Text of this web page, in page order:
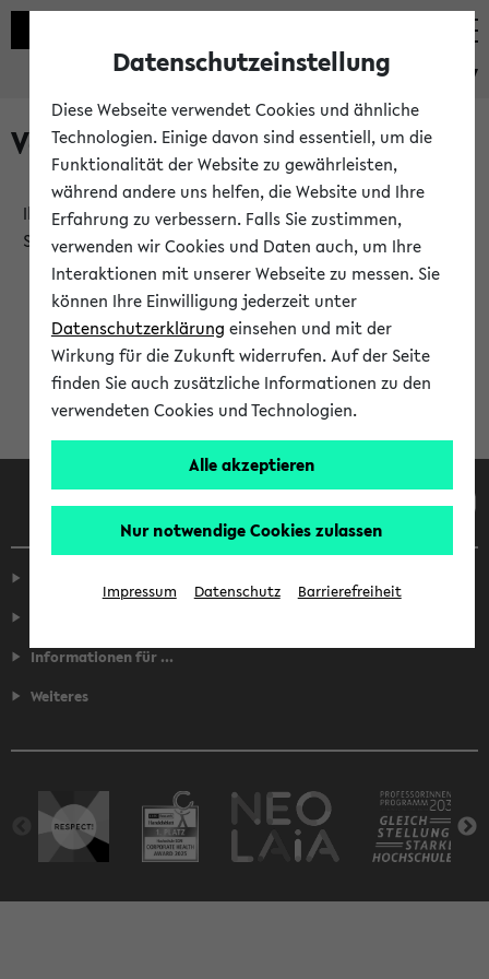
eKVV
Verlauf
Ihr Verlauf ist leer. Er wird sich im Verlauf Ihrer eKVV
Sitzung füllen.
Informationen für ...
Weiteres
Datenschutzeinstellung
Diese Webseite verwendet Cookies und ähnliche
Technologien. Einige davon sind essentiell, um die
Funktionalität der Website zu gewährleisten,
während andere uns helfen, die Website und Ihre
Erfahrung zu verbessern. Falls Sie zustimmen,
verwenden wir Cookies und Daten auch, um Ihre
Interaktionen mit unserer Webseite zu messen. Sie
können Ihre Einwilligung jederzeit unter
Datenschutzerklärung einsehen und mit der
Wirkung für die Zukunft widerrufen. Auf der Seite
finden Sie auch zusätzliche Informationen zu den
verwendeten Cookies und Technologien.
Alle akzeptieren
Nur notwendige Cookies zulassen
Impressum Datenschutz Barrierefreiheit